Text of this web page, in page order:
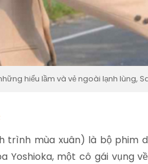
hiểu lầm và vẻ ngoài lạnh lùng,
trình mùa xuân) là bộ phim
Yoshioka, một cô gái vụng